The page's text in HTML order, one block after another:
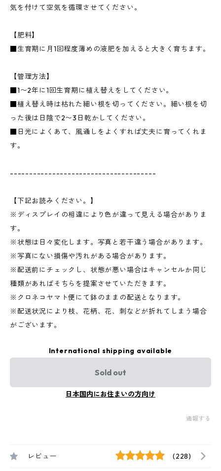
気を付けて空気を循環させてください。
【肥料】
■生育期に月1回程度薄めの液肥を加えると大きく育ちます。
【管理方法】
■1〜2年に1回生育期に植え替えをしてください。
■植え替え時は枯れた細い根を切ってください。細い根を切
った後は日陰で2〜3日乾かしてください。
■日光によくあて、風通しをよくすれば丈夫に育ってくれま
す。
--------------------------------------
【下記お読みください。】
※ディスプレイの相違により色が違って見える場合がありま
す。
※状態は日々変化します。写真と若干違う場合があります。
※写真にない損傷や汚れがある場合があります。
※配送前にチェックし、状態が悪い場合はキャンセルか同じ
種類があればそちらを提案させていただきます。
※クロネコヤマト便にて鉢のままの配送となります。
※配送状況により枝、花柄、花、刺などが折れてしまう場合
がございます。
International shipping available
Sold out
日本国内にお住まいの方向け
通報する
レビュー (228)